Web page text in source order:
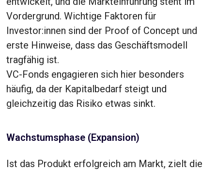
Vordergrund. Wichtige Faktoren für
Investor:innen sind der Proof of Concept und
erste Hinweise, dass das Geschäftsmodell
tragfähig ist.
VC-Fonds engagieren sich hier besonders
häufig, da der Kapitalbedarf steigt und
gleichzeitig das Risiko etwas sinkt.
Wachstumsphase (Expansion)
Ist das Produkt erfolgreich am Markt, zielt die